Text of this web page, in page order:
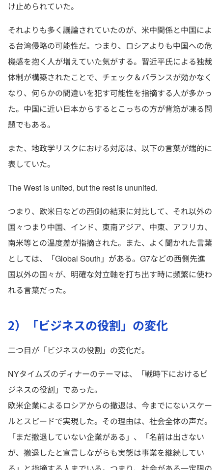
け止められていた。
それよりも多く議論されていたのが、米中関係と中国によ
る台湾侵略の可能性だ。つまり、ロシアよりも中国への危
機感を抱く人が増えていた気がする。習近平氏による独裁
体制が構築されたことで、チェック＆バランスが効かなく
なり、何らかの間違いを犯す可能性を指摘する人が多かっ
た。中国に近い日本からするとこっちの方が背筋が凍る問
題でもある。
また、地政学リスクにおける対応は、以下の言葉が端的に
表していた。
The West is united, but the rest is ununited.
つまり、欧米日などの西側の結束に対比して、それ以外の
国々つまり中国、インド、東南アジア、中東、アフリカ、
南米等との温度差が指摘された。また、よく聞かれた言葉
としては、「Global South」がある。G7などの西側先進
国以外の国々が、明確な対立軸を打ち出す時に頻繁に使わ
れる言葉だった。
2）「ビジネスの役割」の変化
二つ目が「ビジネスの役割」の変化だ。
NYタイムズのディナーのテーマは、「戦時下におけるビ
ジネスの役割」であった。
欧米企業によるロシアからの撤退は、今までにないスケー
ルとスピードで実現した。その理由は、社会全体の声だ。
「まだ撤退していない企業がある」、「名前は出さない
が、撤退したと宣言しながらも実態は事業を継続してい